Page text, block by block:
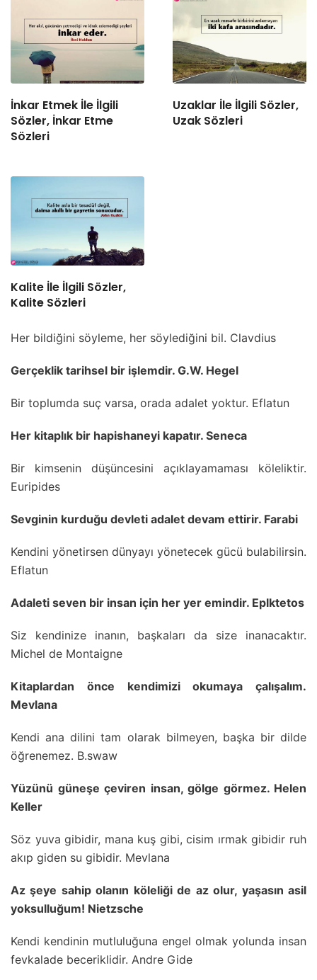
İnkar Etmek İle İlgili
Sözler, İnkar Etme
Sözleri
Uzaklar İle İlgili Sözler,
Uzak Sözleri
Kalite İle İlgili Sözler,
Kalite Sözleri
Her bildiğini söyleme, her söylediğini bil. Clavdius
Gerçeklik tarihsel bir işlemdir. G.W. Hegel
Bir toplumda suç varsa, orada adalet yoktur. Eflatun
Her kitaplık bir hapishaneyi kapatır. Seneca
Bir kimsenin düşüncesini açıklayamaması köleliktir.
Euripides
Sevginin kurduğu devleti adalet devam ettirir. Farabi
Kendini yönetirsen dünyayı yönetecek gücü bulabilirsin.
Eflatun
Adaleti seven bir insan için her yer emindir. Eplktetos
Siz kendinize inanın, başkaları da size inanacaktır.
Michel de Montaigne
Kitaplardan önce kendimizi okumaya çalışalım.
Mevlana
Kendi ana dilini tam olarak bilmeyen, başka bir dilde
öğrenemez. B.swaw
Yüzünü güneşe çeviren insan, gölge görmez. Helen
Keller
Söz yuva gibidir, mana kuş gibi, cisim ırmak gibidir ruh
akıp giden su gibidir. Mevlana
Az şeye sahip olanın köleliği de az olur, yaşasın asil
yoksulluğum! Nietzsche
Kendi kendinin mutluluğuna engel olmak yolunda insan
fevkalade beceriklidir. Andre Gide